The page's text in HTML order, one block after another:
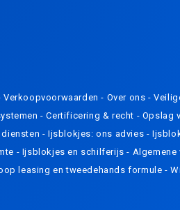
Verkoopvoorwaarden- Over ons-
-Certificering & recht - Opslag
-Ijsblokjes: ons advies -
- Ijsblokjes en schilferijs- Algemene
leasing en tweedehands formule-